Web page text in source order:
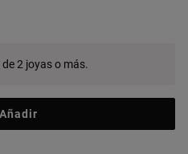
2 joyas o más.
Añadir